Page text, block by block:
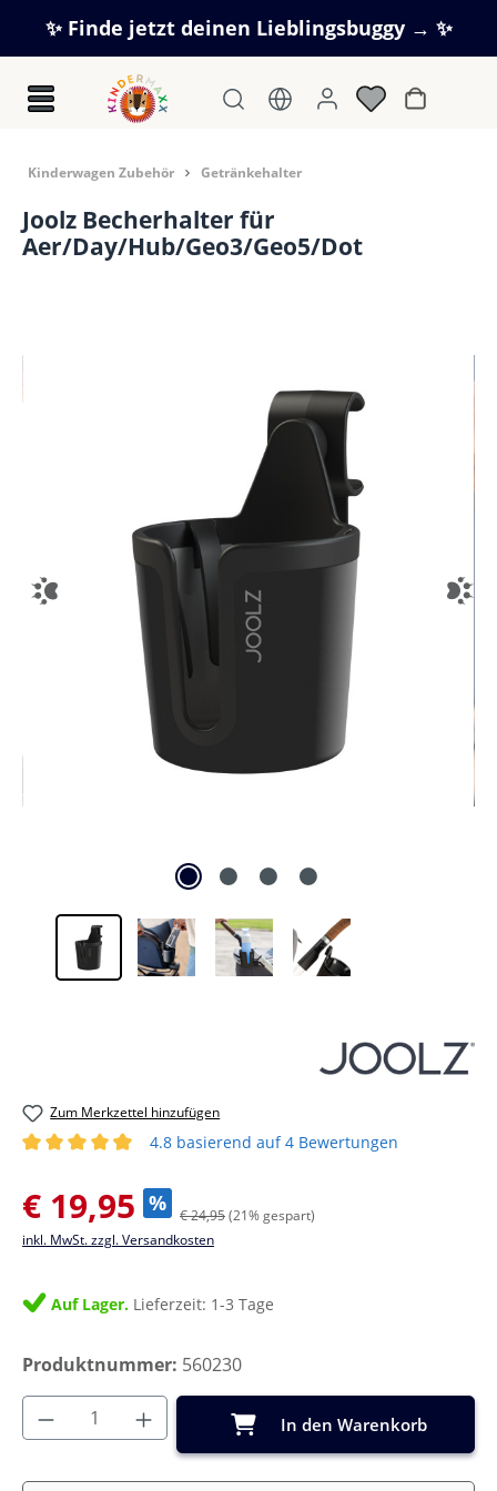
Zum Hauptinhalt springen
✨ Finde jetzt deinen Lieblingsbuggy → ✨
Kinderwagen Zubehör Getränkehalter
Joolz Becherhalter für
Aer/Day/Hub/Geo3/Geo5/Dot
Zum Merkzettel hinzufügen
4.8 basierend auf 4 Bewertungen
Verkaufspreis:
€ 19,95 % € 24,95(21% gespart)
inkl. MwSt. zzgl. Versandkosten
Auf Lager. Lieferzeit: 1-3 Tage
Produktnummer: 560230
Produkt Anzahl: Gib den gewünschten
In den Warenkorb